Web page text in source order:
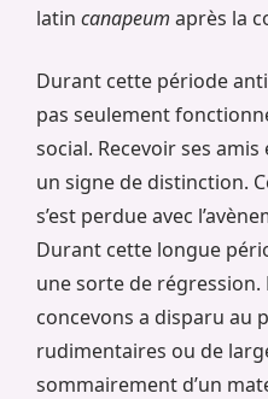
latin canapeum après la
Durant cette période
pas seulement
social. Recevoir ses
un signe de distinction.
s’est perdue avec
Durant cette longue
une sorte de régression.
concevons a disparu au
rudimentaires ou de
sommairement d’un